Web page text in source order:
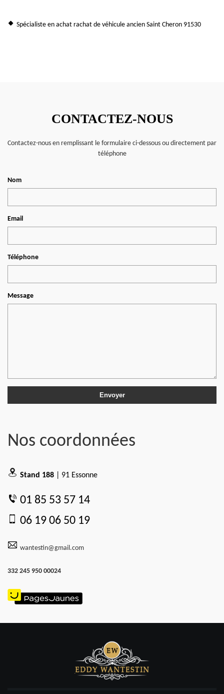
Spécialiste en achat rachat de véhicule ancien Saint Cheron 91530
CONTACTEZ-NOUS
Contactez-nous en remplissant le formulaire ci-dessous ou directement par
téléphone
Nom
Email
Téléphone
Message
Nos coordonnées
Stand 188 | 91 Essonne
01 85 53 57 14
06 19 06 50 19
wantestin@gmail.com
332 245 950 00024